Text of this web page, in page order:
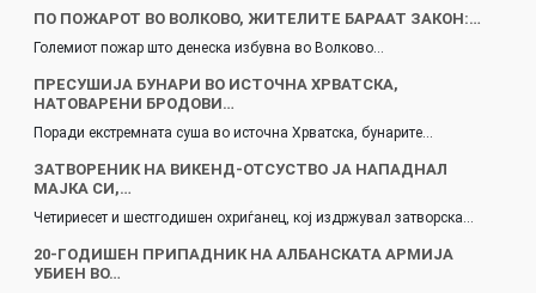
ПО ПОЖАРОТ ВО ВОЛКОВО, ЖИТЕЛИТЕ БАРААТ ЗАКОН:…
Големиот пожар што денеска избувна во Волково…
ПРЕСУШИЈА БУНАРИ ВО ИСТОЧНА ХРВАТСКА,
НАТОВАРЕНИ БРОДОВИ…
Поради екстремната суша во источна Хрватска, бунарите…
ЗАТВОРЕНИК НА ВИКЕНД-ОТСУСТВО ЈА НАПАДНАЛ
МАЈКА СИ,…
Четириесет и шестгодишен охриѓанец, кој издржувал затворска…
20-ГОДИШЕН ПРИПАДНИК НА АЛБАНСКАТА АРМИЈА
УБИЕН ВО…